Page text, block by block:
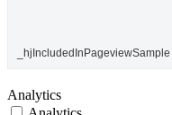
_hjIncludedInPageviewSample
Analytics